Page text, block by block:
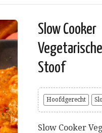
Slow Cooker
Stoof
Hoofdgerecht
Slow Cooker